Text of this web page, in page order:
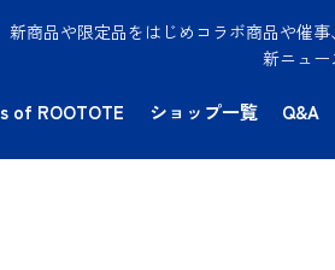
商品や限定品をはじめコラボ商品や催
新ニュー
of ROOTOTE ショップ一覧 Q&A